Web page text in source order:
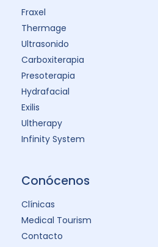
Fraxel
Thermage
Ultrasonido
Carboxiterapia
Presoterapia
Hydrafacial
Exilis
Ultherapy
Infinity System
Conócenos
Clínicas
Medical Tourism
Contacto